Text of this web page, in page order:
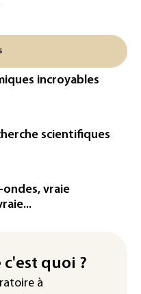
fin juillet, la
la
milliards
par
de maïs
de la
jours en
incroyables
scientifiques
vraie
c'est quoi ?
à